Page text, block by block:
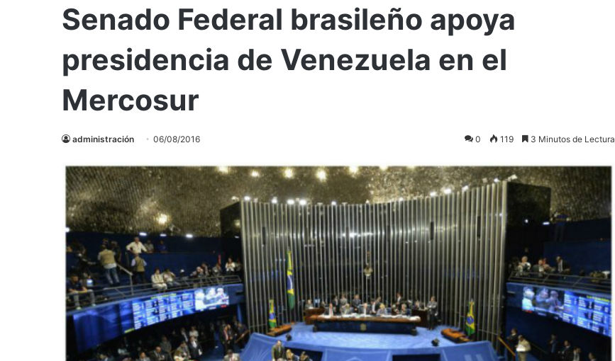
Senado Federal brasileño apoya
presidencia de Venezuela en el
Mercosur
administración 06/08/2016 0 119 3 Minutos de Lectura